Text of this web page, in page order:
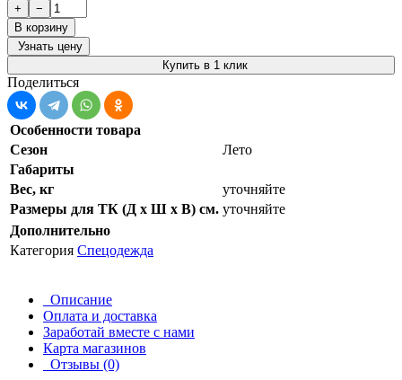
+
−
В корзину
Узнать цену
Купить в 1 клик
Поделиться
Особенности товара
Сезон
Лето
Габариты
Вес, кг
уточняйте
Размеры для ТК (Д х Ш х В) см. уточняйте
Дополнительно
Категория Спецодежда
Описание
Оплата и доставка
Заработай вместе с нами
Карта магазинов
Отзывы (0)